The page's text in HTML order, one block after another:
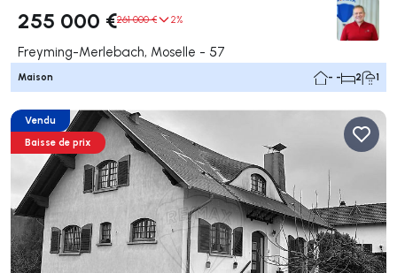
255 000 €261 000 € 2%
Freyming-Merlebach, Moselle - 57
Maison - - 2 1
Vendu
Baisse de prix